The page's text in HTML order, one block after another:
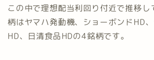
この中で理想配当利回り付近で推移し
柄はヤマハ発動機、ショーボンドHD
HD、日清食品HDの4銘柄です。